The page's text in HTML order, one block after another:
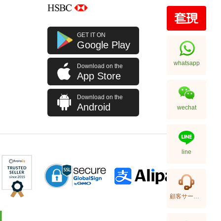
Omega Seamaster
Steel
38,380.00
Omega Seamaster
210.32.42.20.03.001 Stainless
GET IT ON
Google Play
Download on the
App Store
Download on the
Android
whatsapp
wechat
line
顧客サービス